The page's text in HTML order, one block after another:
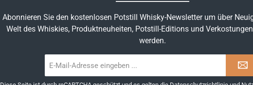
Abonnieren Sie den kostenlosen Potstill Whisky-Newsletter um über
Welt des Whiskies, Produktneuheiten, Potstill-Editions und
werden.
Mail-